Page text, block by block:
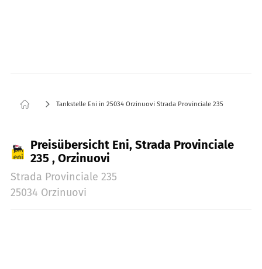
Tankstelle Eni in 25034 Orzinuovi Strada Provinciale 235
Preisübersicht Eni, Strada Provinciale
235 , Orzinuovi
Strada Provinciale 235
25034 Orzinuovi